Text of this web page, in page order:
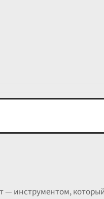
— инструментом,